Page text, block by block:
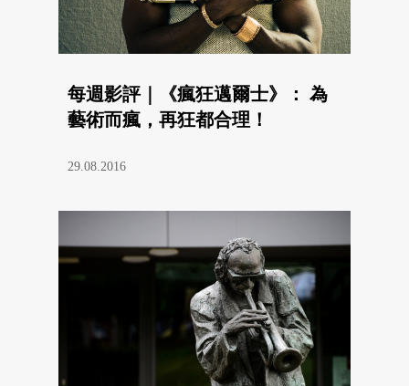
每週影評｜《瘋狂邁爾士》： 為
藝術而瘋，再狂都合理！
29.08.2016